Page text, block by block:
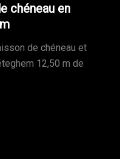
chéneau en
de chéneau et
12,50 m de